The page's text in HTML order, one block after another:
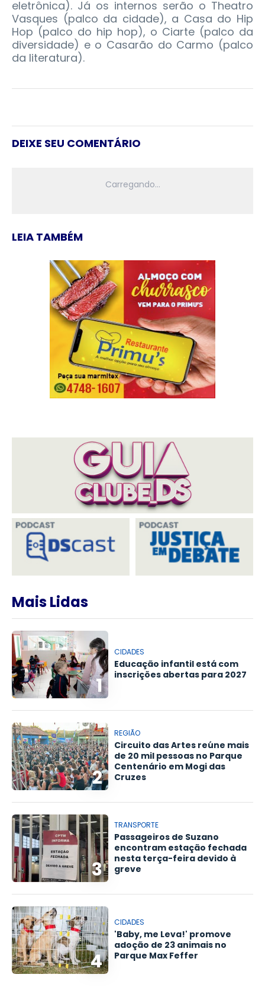
eletrônica). Já os internos serão o Theatro
Vasques (palco da cidade), a Casa do Hip
Hop (palco do hip hop), o Ciarte (palco da
diversidade) e o Casarão do Carmo (palco
da literatura).
DEIXE SEU COMENTÁRIO
LEIA TAMBÉM
Mais Lidas
1
CIDADES
Educação infantil está com
inscrições abertas para 2027
2
REGIÃO
Circuito das Artes reúne mais
de 20 mil pessoas no Parque
Centenário em Mogi das
Cruzes
3
TRANSPORTE
Passageiros de Suzano
encontram estação fechada
nesta terça-feira devido à
greve
4
CIDADES
'Baby, me Leva!' promove
adoção de 23 animais no
Parque Max Feffer